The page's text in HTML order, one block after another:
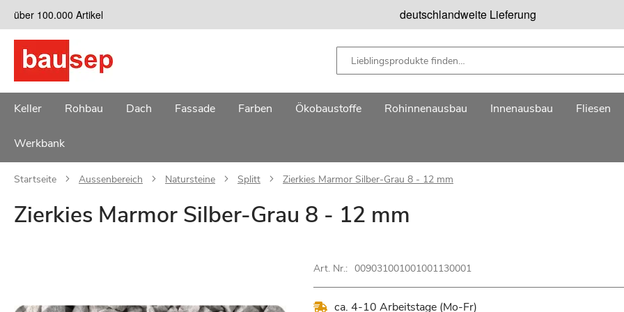
Zum
Inhalt
springen
über 100.000 Artikel deutschlandweite Lieferung
Keller Rohbau Dach Fassade Farben Ökobaustoffe Rohinnenausbau Innenausbau Fliesen
Werkbank
Startseite Aussenbereich Natursteine Splitt Zierkies Marmor Silber-Grau 8 - 12 mm
Zierkies Marmor Silber-Grau 8 - 12 mm
Art. Nr.: 009031001001001130001
ca. 4-10 Arbeitstage (Mo-Fr)